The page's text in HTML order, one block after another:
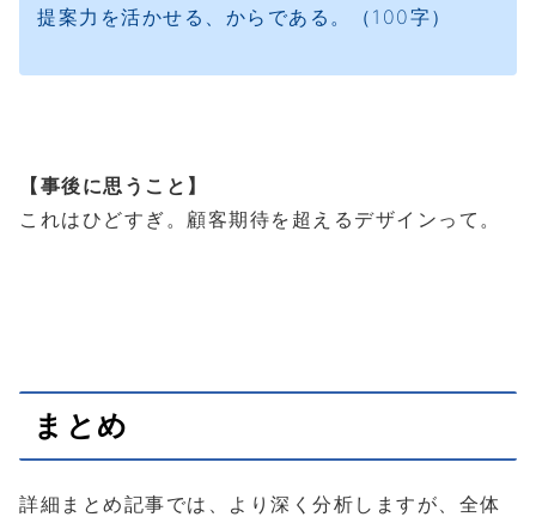
提案力を活かせる、からである。（100字）
【事後に思うこと】
これはひどすぎ。顧客期待を超えるデザインって。
まとめ
詳細まとめ記事では、より深く分析しますが、全体